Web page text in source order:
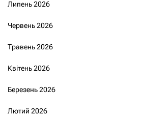
Липень 2026
Червень 2026
Травень 2026
Квітень 2026
Березень 2026
Лютий 2026